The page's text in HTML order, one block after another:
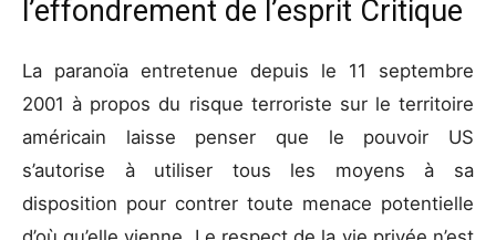
l’effondrement de l’esprit Critique
La paranoïa entretenue depuis le 11 septembre
2001 à propos du risque terroriste sur le territoire
américain laisse penser que le pouvoir US
s’autorise à utiliser tous les moyens à sa
disposition pour contrer toute menace potentielle